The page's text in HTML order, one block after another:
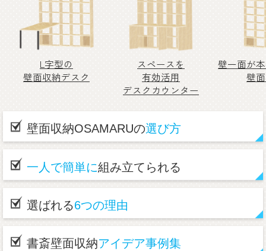
L字型の
壁面収納デスク
スペースを
有効活用
デスクカウンター
壁一面が
壁
壁面収納OSAMARUの選び方
一人で簡単に組み立てられる
選ばれる6つの理由
書斎壁面収納アイデア事例集